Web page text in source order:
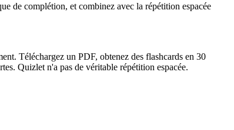
de complétion, et combinez avec la répétition espacée
Téléchargez un PDF, obtenez des flashcards en 30
Quizlet n'a pas de véritable répétition espacée.